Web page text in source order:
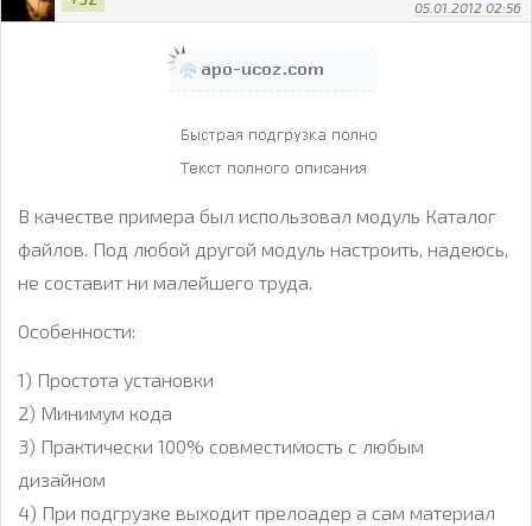
05.01.2012 02:56
В качестве примера был использовал модуль Каталог
файлов. Под любой другой модуль настроить, надеюсь,
не составит ни малейшего труда.
Особенности:
1) Простота установки
2) Минимум кода
3) Практически 100% совместимость с любым
дизайном
4) При подгрузке выходит прелоадер а сам материал